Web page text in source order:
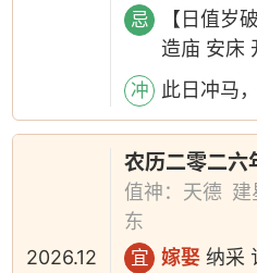
忌
【日值岁
造庙 安床
冲 此日冲马
2026.12
农历二零二六
值神：天德 建
东
宜 嫁娶 纳采